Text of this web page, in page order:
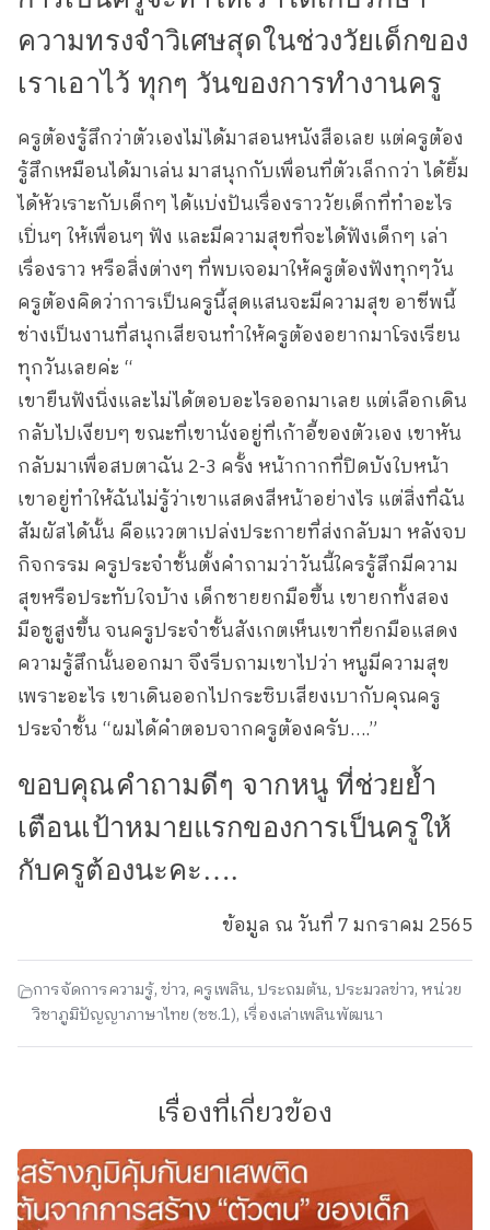
ความทรงจำวิเศษสุดในช่วงวัยเด็กของ
เราเอาไว้ ทุกๆ วันของการทำงานครู
ครูต้องรู้สึกว่าตัวเองไม่ได้มาสอนหนังสือเลย แต่ครูต้อง
รู้สึกเหมือนได้มาเล่น มาสนุกกับเพื่อนที่ตัวเล็กกว่า ได้ยิ้ม
ได้หัวเราะกับเด็กๆ ได้แบ่งปันเรื่องราววัยเด็กที่ทำอะไร
เปิ่นๆ ให้เพื่อนๆ ฟัง และมีความสุขที่จะได้ฟังเด็กๆ เล่า
เรื่องราว หรือสิ่งต่างๆ ที่พบเจอมาให้ครูต้องฟังทุกๆวัน
ครูต้องคิดว่าการเป็นครูนี้สุดแสนจะมีความสุข อาชีพนี้
ช่างเป็นงานที่สนุกเสียจนทำให้ครูต้องอยากมาโรงเรียน
ทุกวันเลยค่ะ “
เขายืนฟังนิ่งและไม่ได้ตอบอะไรออกมาเลย แต่เลือกเดิน
กลับไปเงียบๆ ขณะที่เขานั่งอยู่ที่เก้าอี้ของตัวเอง เขาหัน
กลับมาเพื่อสบตาฉัน 2-3 ครั้ง หน้ากากที่ปิดบังใบหน้า
เขาอยู่ทำให้ฉันไม่รู้ว่าเขาแสดงสีหน้าอย่างไร แต่สิ่งที่ฉัน
สัมผัสได้นั้น คือแววตาเปล่งประกายที่ส่งกลับมา หลังจบ
กิจกรรม ครูประจำชั้นตั้งคำถามว่าวันนี้ใครรู้สึกมีความ
สุขหรือประทับใจบ้าง เด็กชายยกมือขึ้น เขายกทั้งสอง
มือชูสูงขึ้น จนครูประจำชั้นสังเกตเห็นเขาที่ยกมือแสดง
ความรู้สึกนั้นออกมา จึงรีบถามเขาไปว่า หนูมีความสุข
เพราะอะไร เขาเดินออกไปกระซิบเสียงเบากับคุณครู
ประจำชั้น “ผมได้คำตอบจากครูต้องครับ….”
ขอบคุณคำถามดีๆ จากหนู ที่ช่วยย้ำ
เตือนเป้าหมายแรกของการเป็นครูให้
กับครูต้องนะคะ….
ข้อมูล ณ วันที่ 7 มกราคม 2565
การจัดการความรู้,ข่าว, ครูเพลิน, ประถมต้น, ประมวลข่าว, หน่วย
วิชาภูมิปัญญาภาษาไทย (ชช.1), เรื่องเล่าเพลินพัฒนา
เรื่องที่เกี่ยวข้อง